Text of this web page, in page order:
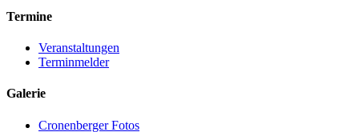
Termine
Veranstaltungen
Terminmelder
Galerie
Cronenberger Fotos